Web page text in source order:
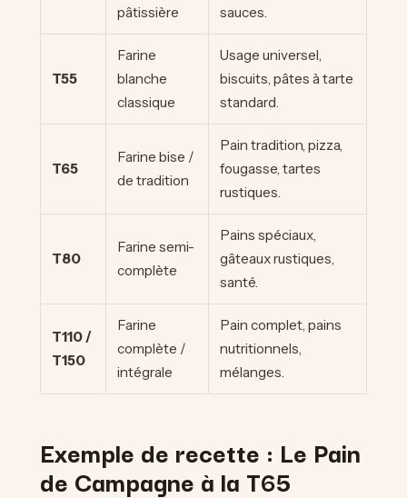
pâtissière
sauces.
T55
Farine
blanche
classique
Usage universel,
biscuits, pâtes à tarte
standard.
T65
Farine bise /
de tradition
Pain tradition, pizza,
fougasse, tartes
rustiques.
T80
Farine semi-
complète
Pains spéciaux,
gâteaux rustiques,
santé.
T110 /
T150
Farine
complète /
intégrale
Pain complet, pains
nutritionnels,
mélanges.
Exemple de recette : Le Pain
de Campagne à la T65